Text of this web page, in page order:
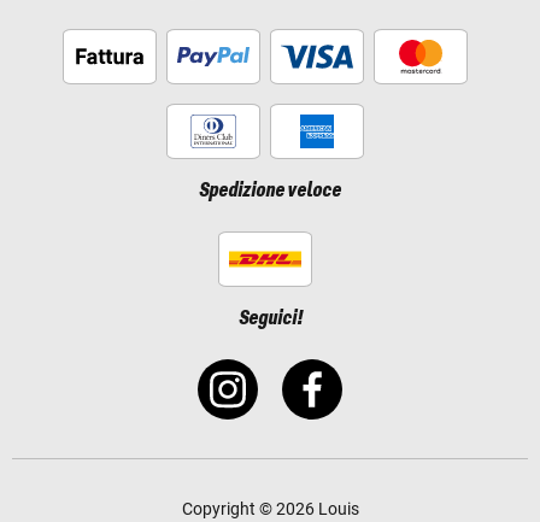
Spedizione veloce
Seguici!
Copyright © 2026 Louis